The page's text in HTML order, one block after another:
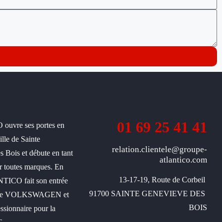
ses portes en
de Sainte
Bois et débute en tant
toutes marques. En
fait son entrée
VOLKSWAGEN et
pour la
01 69 25 41 41
relation.clientele@groupe-
atlantico.com
13-17-19, Route de Corbeil
91700 SAINTE GENEVIEVE DES
BOIS